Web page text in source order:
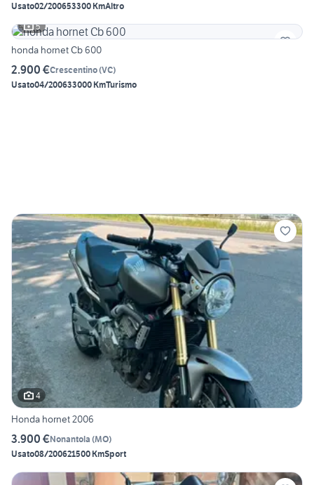
Usato02/200653300 KmAltro
5
honda hornet Cb 600
2.900 €Crescentino(VC)
Usato04/200633000 KmTurismo
4
Honda hornet 2006
3.900 €Nonantola (MO)
Usato08/200621500 KmSport